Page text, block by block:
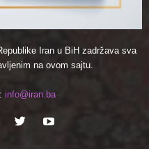
Iran u BiH zadržava sva
na ovom sajtu.
info@iran.ba